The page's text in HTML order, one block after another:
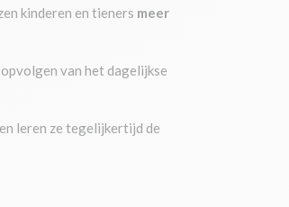
kinderen en tieners meer
van het dagelijkse
en leren ze tegelijkertijd de